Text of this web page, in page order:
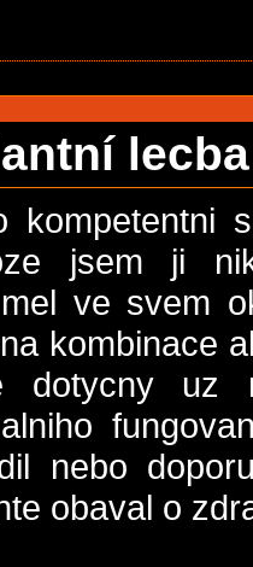
kompetentni
jsem ji
ve svem
kombinace
dotycny uz
nebo
obaval o